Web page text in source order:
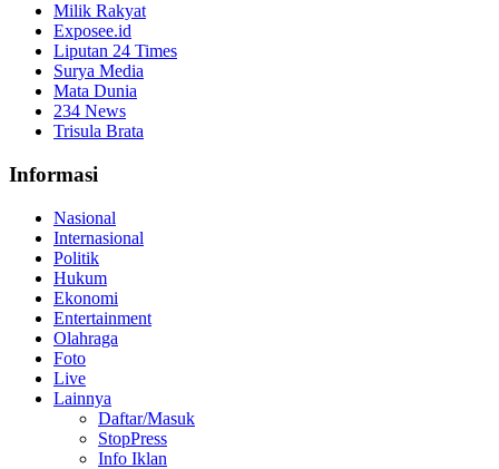
Milik Rakyat
Exposee.id
Liputan 24 Times
Surya Media
Mata Dunia
234 News
Trisula Brata
Informasi
Nasional
Internasional
Politik
Hukum
Ekonomi
Entertainment
Olahraga
Foto
Live
Lainnya
Daftar/Masuk
StopPress
Info Iklan